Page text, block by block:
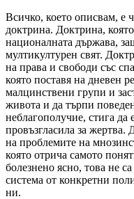
Всичко, което описвам, е
доктрина. Доктрина,
националната държава,
мултикултурен свят.
на права и свободи със
която поставя на дневен
малцинствени групи и
живота и да търпи
неблагополучие, стига да
провъзгласила за жертва.
на проблемите на
която отрича самото
болезнено ясно, това не
система от конкретни
ни.